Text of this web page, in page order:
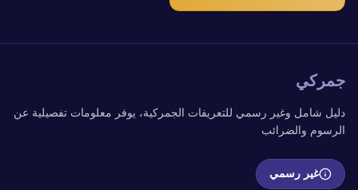
جمركي
دليل شامل وغير رسمي للتعريفات الجمركية، يوفر معلومات تفصيلية عن
الرسوم والضرائب
غير رسمي